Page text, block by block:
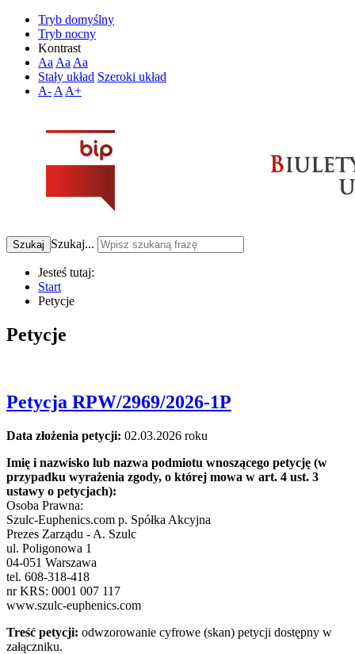
Tryb domyślny
Tryb nocny
Kontrast
Aa Aa Aa
Stały układ Szeroki układ
A- A A+
Szukaj Szukaj...
Jesteś tutaj:
Start
Petycje
Petycje
Petycja RPW/2969/2026-1P
Data złożenia petycji: 02.03.2026 roku
Imię i nazwisko lub nazwa podmiotu wnoszącego petycję (w
przypadku wyrażenia zgody, o której mowa w art. 4 ust. 3
ustawy o petycjach):
Osoba Prawna:
Szulc-Euphenics.com p. Spółka Akcyjna
Prezes Zarządu - A. Szulc
ul. Poligonowa 1
04-051 Warszawa
tel. 608-318-418
nr KRS: 0001 007 117
www.szulc-euphenics.com
Treść petycji: odwzorowanie cyfrowe (skan) petycji dostępny w
załączniku.